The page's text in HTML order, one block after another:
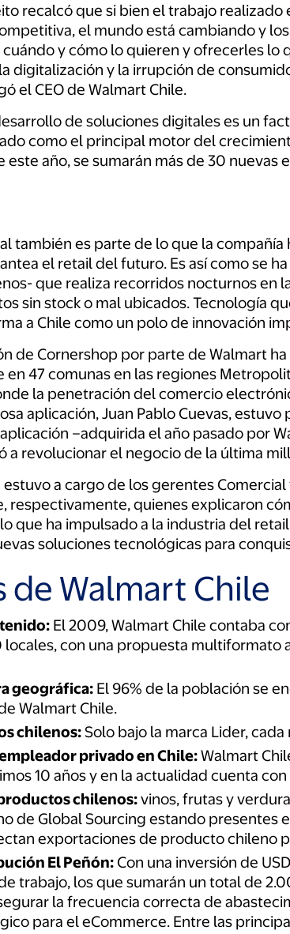
recalcó que si bien el trabajo
el mundo está cambiando y
y cómo lo quieren y ofrecerles lo
digitalización y la irrupción de
el CEO de Walmart Chile.
de soluciones digitales es un
como el principal motor del
año, se sumarán más de 30 nuevas
también es parte de lo que la
el retail del futuro. Es así como se
que realiza recorridos nocturnos en
sin stock o mal ubicados. Tecnología
a Chile como un polo de innovación
de Cornershop por parte de Walmart
47 comunas en las regiones
la penetración del comercio
aplicación, Juan Pablo Cuevas,
–adquirida el año pasado por
a revolucionar el negocio de la última
a cargo de los gerentes
respectivamente, quienes explicaron
que ha impulsado a la industria del
soluciones tecnológicas para
de Walmart Chile
El 2009, Walmart Chile contaba
locales, con una propuesta multiformato
geográfica: El 96% de la población se
Walmart Chile.
chilenos: Solo bajo la marca Lider,
privado en Chile:Walmart
10 años y en la actualidad cuenta
chilenos:vinos, frutas y
de Global Sourcing estando presentes
exportaciones de producto chileno
El Peñón:Con una inversión de
trabajo, los que sumarán un total de
la frecuencia correcta de
para el eCommerce. Entre las